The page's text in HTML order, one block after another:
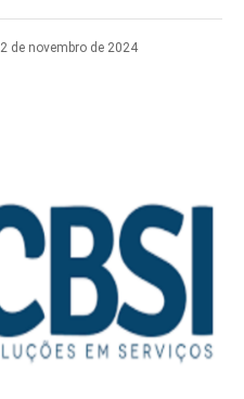
2 de novembro de 2024